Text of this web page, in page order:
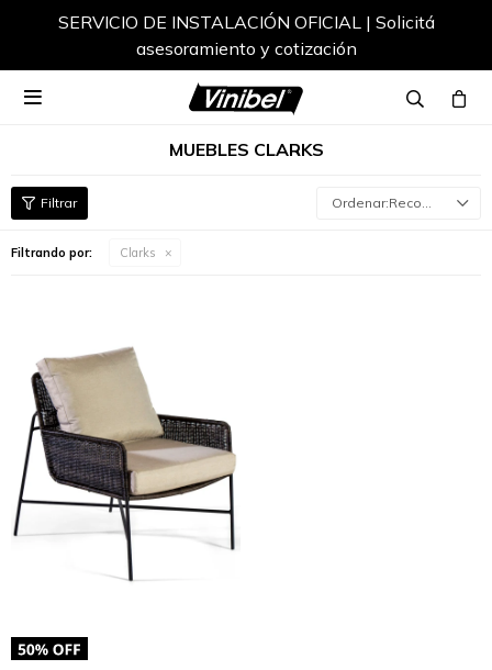
SERVICIO DE INSTALACIÓN OFICIAL | Solicitá
asesoramiento y cotización

MUEBLES CLARKS
Recomendados
Filtrando por: Clarks